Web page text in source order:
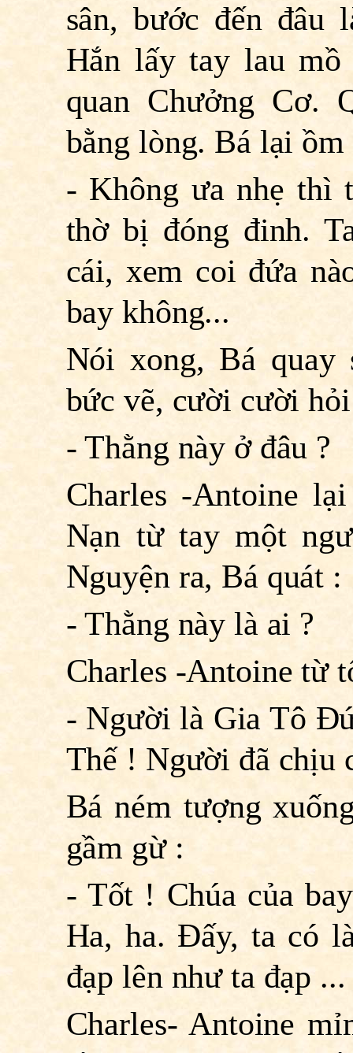
sân, bước đến đâu
Hắn lấy tay lau
quan Chưởng Cơ.
bằng lòng. Bá lại
- Không ưa nhẹ thì
thờ bị đóng đinh.
cái, xem coi đứa
bay không...
Nói xong, Bá
bức vẽ, cười cười
- Thằng này ở đâu ?
Charles -Antoine
Nạn từ tay một
Nguyện ra, Bá quát :
- Thằng này là ai ?
Charles -Antoine từ
- Người là Gia Tô
Thế ! Người đã chịu
Bá ném tượng
gầm gừ :
- Tốt ! Chúa của
Ha, ha. Ðấy, ta có
đạp lên như ta đạp ...
Charles- Antoine